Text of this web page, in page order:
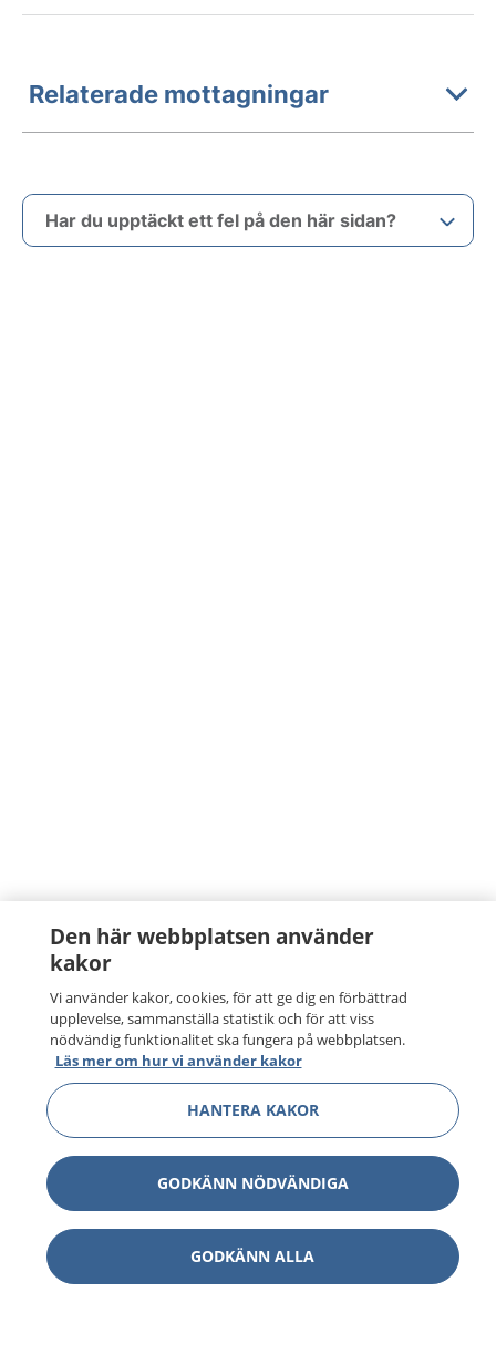
Relaterade mottagningar
Har du upptäckt ett fel på den här sidan?
Den här webbplatsen använder
kakor
Vi använder kakor, cookies, för att ge dig en förbättrad
upplevelse, sammanställa statistik och för att viss
nödvändig funktionalitet ska fungera på webbplatsen.
Läs mer om hur vi använder kakor
HANTERA KAKOR
GODKÄNN NÖDVÄNDIGA
GODKÄNN ALLA